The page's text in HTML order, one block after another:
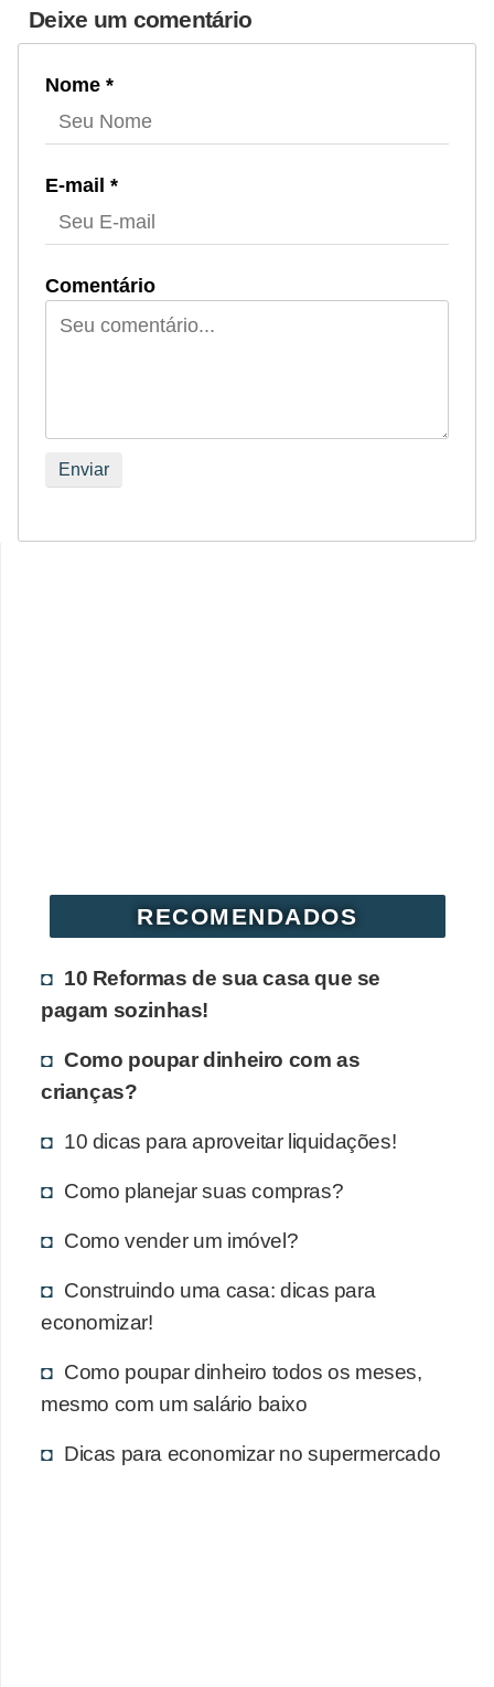
Deixe um comentário
Nome *
E-mail *
Comentário
RECOMENDADOS
10 Reformas de sua casa que se
pagam sozinhas!
Como poupar dinheiro com as
crianças?
10 dicas para aproveitar liquidações!
Como planejar suas compras?
Como vender um imóvel?
Construindo uma casa: dicas para
economizar!
Como poupar dinheiro todos os meses,
mesmo com um salário baixo
Dicas para economizar no supermercado
a